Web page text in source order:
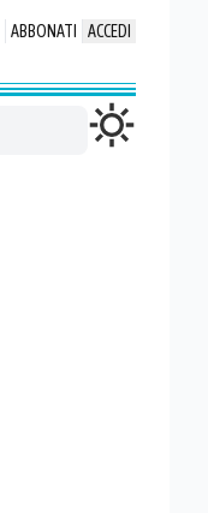
ABBONATI ACCEDI